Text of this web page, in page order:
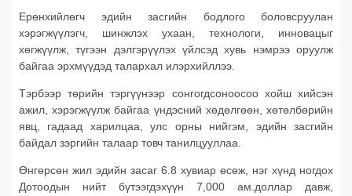
Ерөнхийлөгч эдийн засгийн бодлого боловсруулан
хэрэгжүүлэгч, шинжлэх ухаан, технологи, инновацыг
хөгжүүлж, түгээн дэлгэрүүлэх үйлсэд хувь нэмрээ оруулж
байгаа эрхмүүдэд талархал илэрхийллээ.
Тэрбээр төрийн тэргүүнээр сонгогдсоноосоо хойш хийсэн
ажил, хэрэгжүүлж байгаа үндэсний хөдөлгөөн, хөтөлбөрийн
явц, гадаад харилцаа, улс орны нийгэм, эдийн засгийн
байдал зэргийн талаар товч танилцууллаа.
Өнгөрсөн жил эдийн засаг 6.8 хувиар өсөж, нэг хүнд ногдох
Дотоодын нийт бүтээгдэхүүн 7,000 ам.доллар давж,